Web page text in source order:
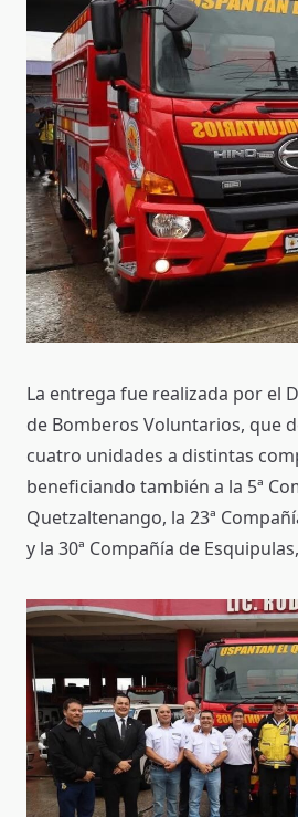
La entrega fue realizada por el
de Bomberos Voluntarios, que
cuatro unidades a distintas
beneficiando también a la 5ª
Quetzaltenango, la 23ª
y la 30ª Compañía de